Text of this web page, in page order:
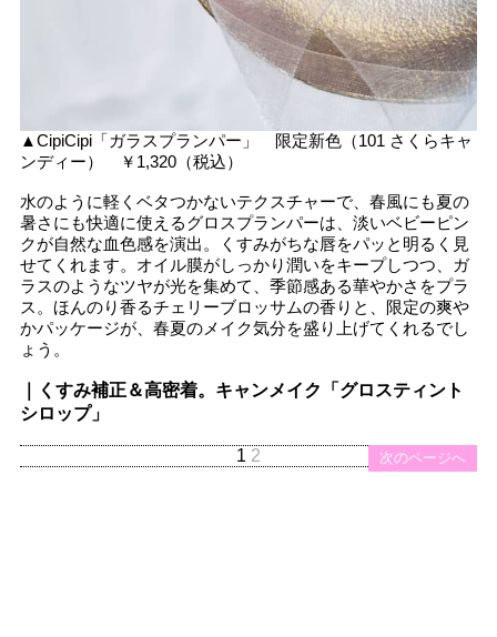
▲CipiCipi「ガラスプランパー」 限定新色（101 さくらキャ
ンディー） ￥1,320（税込）
水のように軽くベタつかないテクスチャーで、春風にも夏の
暑さにも快適に使えるグロスプランパーは、淡いベビーピン
クが自然な血色感を演出。くすみがちな唇をパッと明るく見
せてくれます。オイル膜がしっかり潤いをキープしつつ、ガ
ラスのようなツヤが光を集めて、季節感ある華やかさをプラ
ス。ほんのり香るチェリーブロッサムの香りと、限定の爽や
かパッケージが、春夏のメイク気分を盛り上げてくれるでし
ょう。
｜くすみ補正＆高密着。キャンメイク「グロスティント
シロップ」
次のページへ
1 2